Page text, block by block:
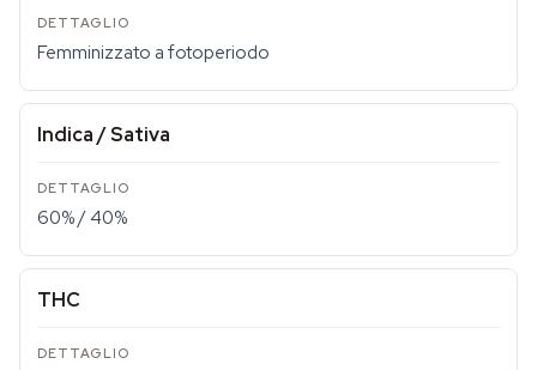
Femminizzato a fotoperiodo
Indica / Sativa
60% / 40%
THC